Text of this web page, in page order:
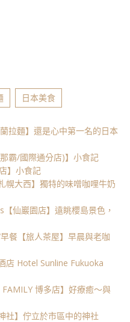
日本美食
拉麵】還是心中第一名的日本
霸/國際通分店)】小食記
】小食記
幌大西】獨特的味噌咖哩牛奶
仙巖園店】遠眺櫻島景色，
餐【旅人茶屋】早晨與老咖
店 Hotel Sunline Fukuoka
博多店】好療癒～與
社】佇立於市區中的神社